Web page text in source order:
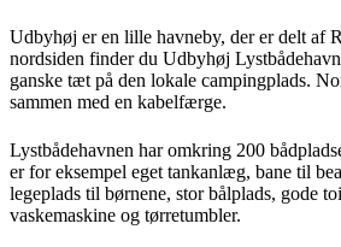
Udbyhøj er en lille havneby, der er delt af
nordsiden finder du Udbyhøj
ganske tæt på den lokale campingplads.
sammen med en kabelfærge.
Lystbådehavnen har omkring 200
er for eksempel eget tankanlæg, bane til
legeplads til børnene, stor bålplads, gode
vaskemaskine og tørretumbler.